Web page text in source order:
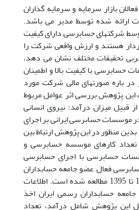
بازار سرمایه و سرمایه گذاران
ارائه شده توسط مدیر می باشد.
شرکتهای حسابرسی دارای کیفیت
هستند و ارزش واقعی شرکت را
تحقیقات مختلف نشان می دهد،
با کیفیت بالا و اطمینان
باره صورتهای مالی شرکت مورد
پژوهش بررسی اثر عوامل مربوط
میزان درآمد؛ نیروی انسانی
حسابرسی ایرانی بر اجرای
منظور در این پژوهش ارتباط بین
تعداد کارهای موسسه حسابرسی و
حسابرسی با اجرای حسابرسی
فعال عضو جامعه حسابداران
رسمی ایران بین سال های 1393 تا 1395 مطالعه شده است. اطلاعات
حسابداران رسمی ایران اخذ
این پژوهش شامل درآمد، تعداد